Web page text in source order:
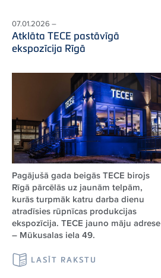
07.01.2026 –
Atklāta TECE pastāvīgā
ekspozīcija Rīgā
Pagājušā gada beigās TECE birojs
Rīgā pārcēlās uz jaunām telpām,
kurās turpmāk katru darba dienu
atradīsies rūpnīcas produkcijas
ekspozīcija. TECE jauno māju adrese
– Mūkusalas iela 49.
LASĪT RAKSTU